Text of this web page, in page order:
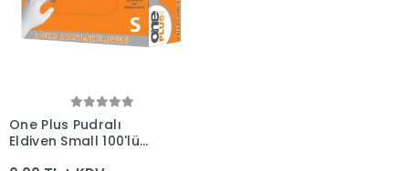
Sepete Ekle
One Plus Pudralı
Eldiven Small 100'lü